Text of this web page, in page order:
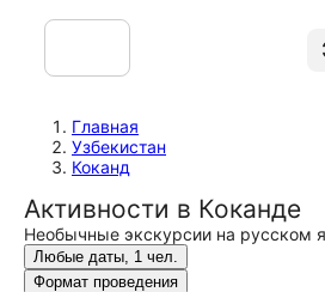
Главная
Узбекистан
Коканд
Активности в Коканде
Необычные экскурсии на русском
Любые даты, 1 чел.
Формат проведения